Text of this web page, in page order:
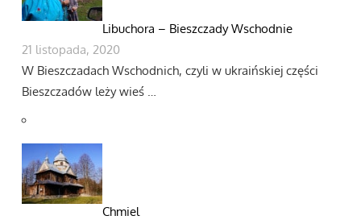
Libuchora – Bieszczady Wschodnie
21 listopada, 2020
W Bieszczadach Wschodnich, czyli w ukraińskiej części
Bieszczadów leży wieś …
Chmiel